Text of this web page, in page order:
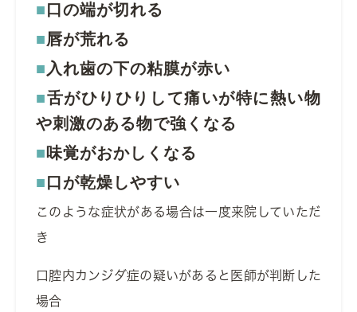
口の端が切れる
唇が荒れる
入れ歯の下の粘膜が赤い
舌がひりひりして痛いが特に熱い物
や刺激のある物で強くなる
味覚がおかしくなる
口が乾燥しやすい
このような症状がある場合は一度来院していただ
き
口腔内カンジダ症の疑いがあると医師が判断した
場合